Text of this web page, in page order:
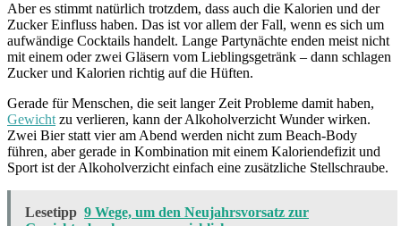
Aber es stimmt natürlich trotzdem, dass auch die Kalorien und der
Zucker Einfluss haben. Das ist vor allem der Fall, wenn es sich um
aufwändige Cocktails handelt. Lange Partynächte enden meist nicht
mit einem oder zwei Gläsern vom Lieblingsgetränk – dann schlagen
Zucker und Kalorien richtig auf die Hüften.
Gerade für Menschen, die seit langer Zeit Probleme damit haben,
Gewicht zu verlieren, kann der Alkoholverzicht Wunder wirken.
Zwei Bier statt vier am Abend werden nicht zum Beach-Body
führen, aber gerade in Kombination mit einem Kaloriendefizit und
Sport ist der Alkoholverzicht einfach eine zusätzliche Stellschraube.
Lesetipp 9 Wege, um den Neujahrsvorsatz zur